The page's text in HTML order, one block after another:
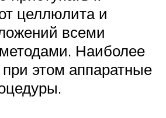
целлюлита и
всеми
Наиболее
этом аппаратные